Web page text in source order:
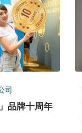
司
品牌十周年